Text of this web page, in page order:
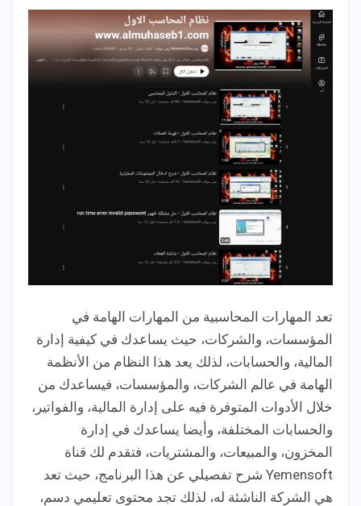
تعد المهارات المحاسبية من المهارات الهامة في
المؤسسات، والشركات، حيث يساعدك في كيفية إدارة
المالية، والحسابات، لذلك يعد هذا النظام من الأنظمة
الهامة في عالم الشركات، والمؤسسات، فيساعدك من
خلال الأدوات المتوفرة فيه على إدارة المالية، والفواتير،
والحسابات المختلفة، وأيضا يساعدك في إدارة
المخزون، والمبيعات، والمشتريات، فتقدم لك قناة
Yemensoft شرح تفصيلي عن هذا البرنامج، حيث تعد
هي الشركة الناشئة له، لذلك تجد محتوى تعليمي دسم،